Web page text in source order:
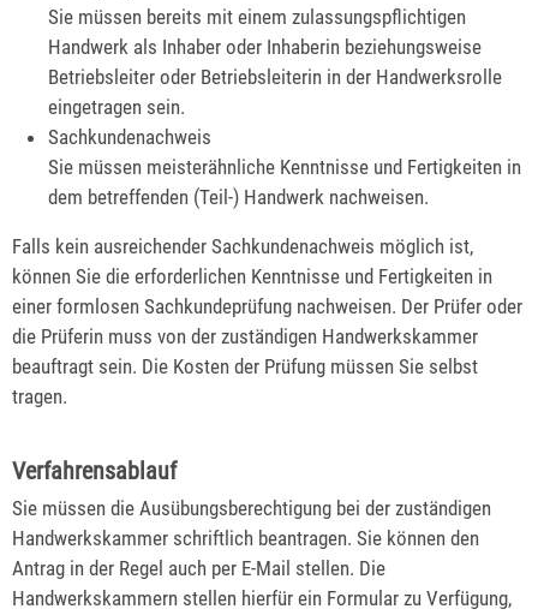
Sie müssen bereits mit einem zulassungspflichtigen
Handwerk als Inhaber oder Inhaberin beziehungsweise
Betriebsleiter oder Betriebsleiterin in der Handwerksrolle
eingetragen sein.
Sachkundenachweis
Sie müssen meisterähnliche Kenntnisse und Fertigkeiten in
dem betreffenden (Teil-) Handwerk nachweisen.
Falls kein ausreichender Sachkundenachweis möglich ist,
können Sie die erforderlichen Kenntnisse und Fertigkeiten in
einer formlosen Sachkundeprüfung nachweisen. Der Prüfer oder
die Prüferin muss von der zuständigen Handwerkskammer
beauftragt sein. Die Kosten der Prüfung müssen Sie selbst
tragen.
Verfahrensablauf
Sie müssen die Ausübungsberechtigung bei der zuständigen
Handwerkskammer schriftlich beantragen. Sie können den
Antrag in der Regel auch per E-Mail stellen. Die
Handwerkskammern stellen hierfür ein Formular zu Verfügung,